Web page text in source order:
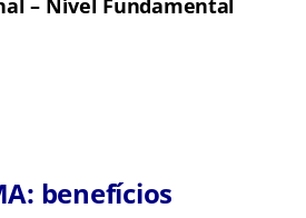
– Nível Fundamental
benefícios